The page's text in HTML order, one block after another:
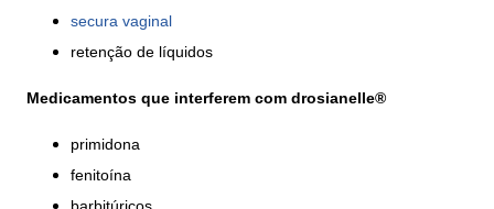
secura vaginal
retenção de líquidos
Medicamentos que interferem com drosianelle®
primidona
fenitoína
barbitúricos